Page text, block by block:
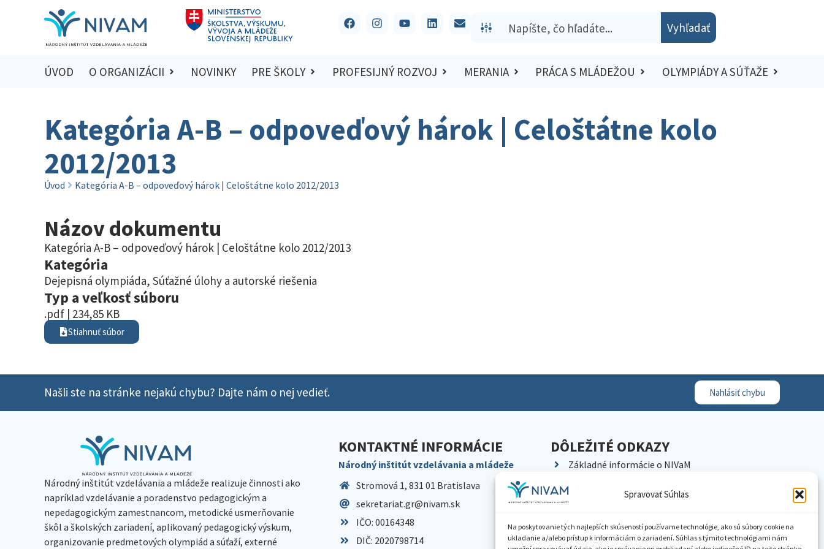
Spravovať Súhlas
Na poskytovanie tých najlepších skúseností používame technológie, ako sú súbory cookie na
ukladanie a/alebo prístup k informáciám o zariadení. Súhlas s týmito technológiami nám
Vyhľadať
ÚVOD O ORGANIZÁCII NOVINKY PRE ŠKOLY PROFESIJNÝ ROZVOJ MERANIA PRÁCA S MLÁDEŽOU OLYMPIÁDY A SÚŤAŽE
Kategória A-B – odpoveďový hárok | Celoštátne kolo
2012/2013
Úvod Kategória A-B – odpoveďový hárok | Celoštátne kolo 2012/2013
Názov dokumentu
Kategória A-B – odpoveďový hárok | Celoštátne kolo 2012/2013
Kategória
Dejepisná olympiáda, Súťažné úlohy a autorské riešenia
Typ a veľkosť súboru
.pdf | 234,85 KB
Stiahnuť súbor
Našli ste na stránke nejakú chybu? Dajte nám o nej vedieť. Nahlásiť chybu
Národný inštitút vzdelávania a mládeže realizuje činnosti ako
napríklad vzdelávanie a poradenstvo pedagogickým a
nepedagogickým zamestnancom, metodické usmerňovanie
škôl a školských zariadení, aplikovaný pedagogický výskum,
organizovanie predmetových olympiád a súťaží, externé
KONTAKTNÉ INFORMÁCIE
Národný inštitút vzdelávania a mládeže
Stromová 1, 831 01 Bratislava
sekretariat.gr@nivam.sk
IČO: 00164348
DIČ: 2020798714
DÔLEŽITÉ ODKAZY
Základné informácie o NIVaM
Kariéra
Pracoviská NIVaM